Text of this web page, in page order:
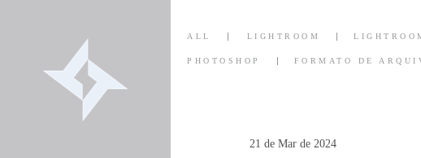
ALL LIGHTROOM
PHOTOSHOP FORMATO DE
21 de Mar de 2024